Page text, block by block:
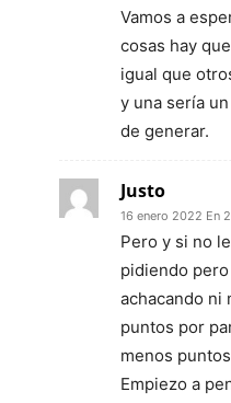
Vamos a
cosas hay
igual que
y una sería
de generar.
Justo
16 enero 2022 En
Pero y si no
pidiendo
achacando ni
puntos por
menos
Empiezo a